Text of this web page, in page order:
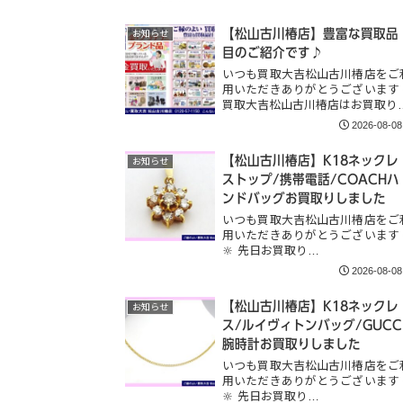
お知らせ
【松山古川椿店】豊富な買取品
目のご紹介です♪
いつも買取大吉松山古川椿店をご
用いただきありがとうございます
買取大吉松山古川椿店はお買取
2026-08-08
お知らせ
【松山古川椿店】K18ネックレ
ストップ/携帯電話/COACHハ
ンドバッグお買取りしました
いつも買取大吉松山古川椿店をご
用いただきありがとうございます
🔆 先日お買取り…
2026-08-08
お知らせ
【松山古川椿店】K18ネックレ
ス/ルイヴィトンバッグ/GUCCI
腕時計お買取りしました
いつも買取大吉松山古川椿店をご
用いただきありがとうございます
🔆 先日お買取り…